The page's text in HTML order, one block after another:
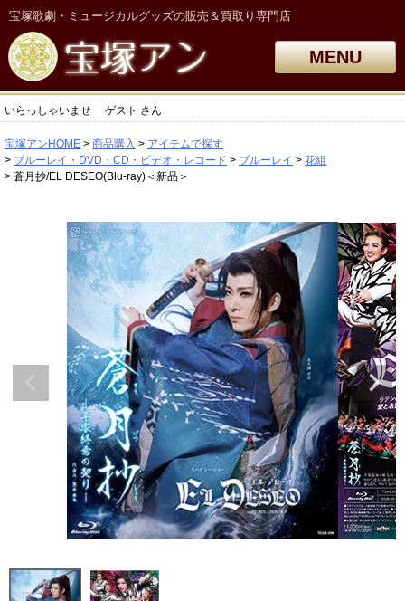
宝塚歌劇・ミュージカルグッズの販売＆買取り専門店
MENU
いらっしゃいませ ゲスト さん
宝塚アンHOME 商品購入
アイテムで探す
ブルーレイ・DVD・CD・ビデオ・レコード
ブルーレイ
花組
蒼月抄/EL DESEO(Blu-ray)＜新品＞